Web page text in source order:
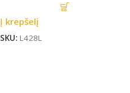
Į krepšelį
SKU: L428L